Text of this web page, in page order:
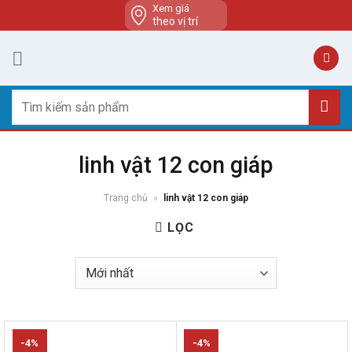
to
content
Xem giá
theo vị trí
kiếm:
linh vật 12 con giáp
Trang chủ » linh vật 12 con giáp
LỌC
-4% -4%